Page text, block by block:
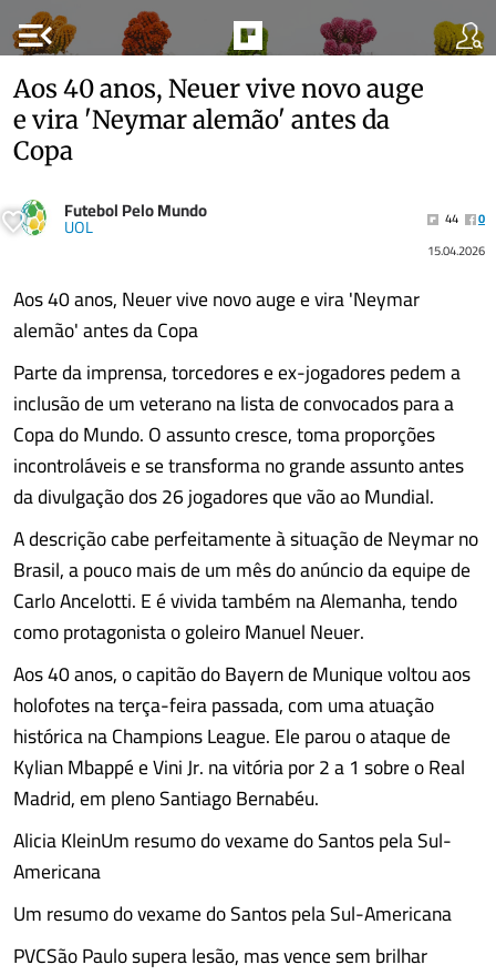
menu_open
Aos 40 anos, Neuer vive novo auge
e vira 'Neymar alemão' antes da
Copa
Futebol Pelo Mundo
UOL 44
0
15.04.2026
Aos 40 anos, Neuer vive novo auge e vira 'Neymar
alemão' antes da Copa
Parte da imprensa, torcedores e ex-jogadores pedem a
inclusão de um veterano na lista de convocados para a
Copa do Mundo. O assunto cresce, toma proporções
incontroláveis e se transforma no grande assunto antes
da divulgação dos 26 jogadores que vão ao Mundial.
A descrição cabe perfeitamente à situação de Neymar no
Brasil, a pouco mais de um mês do anúncio da equipe de
Carlo Ancelotti. E é vivida também na Alemanha, tendo
como protagonista o goleiro Manuel Neuer.
Aos 40 anos, o capitão do Bayern de Munique voltou aos
holofotes na terça-feira passada, com uma atuação
histórica na Champions League. Ele parou o ataque de
Kylian Mbappé e Vini Jr. na vitória por 2 a 1 sobre o Real
Madrid, em pleno Santiago Bernabéu.
Alicia KleinUm resumo do vexame do Santos pela Sul-
Americana
Um resumo do vexame do Santos pela Sul-Americana
PVCSão Paulo supera lesão, mas vence sem brilhar